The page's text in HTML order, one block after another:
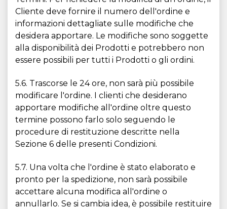
Cliente deve fornire il numero dell'ordine e
informazioni dettagliate sulle modifiche che
desidera apportare. Le modifiche sono soggette
alla disponibilità dei Prodotti e potrebbero non
essere possibili per tutti i Prodotti o gli ordini.
5.6. Trascorse le 24 ore, non sarà più possibile
modificare l'ordine. I clienti che desiderano
apportare modifiche all'ordine oltre questo
termine possono farlo solo seguendo le
procedure di restituzione descritte nella
Sezione 6 delle presenti Condizioni.
5.7. Una volta che l'ordine è stato elaborato e
pronto per la spedizione, non sarà possibile
accettare alcuna modifica all'ordine o
annullarlo. Se si cambia idea, è possibile restituire